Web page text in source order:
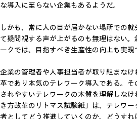
な導入に至らない企業もあるようだ。
しかも、常に人の目が届かない場所での
て疑問視する声が上がるのも無理はない
ークでは、目指すべき生産性の向上も実現
企業の管理者や人事担当者が取り組まな
革であり本気のテレワーク導入である。
されやすいテレワークの本質を理解しな
き方改革のリトマス試験紙」は、テレワ
者としてどう推進していくのか、どうす